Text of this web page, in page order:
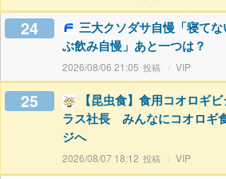
24
三大クソダサ自慢「寝て
ぶ飲み自慢」あと一つは？
2026/08/06 21:05 VIP
25
【昆虫食】食用コオロギ
ラス社長 みんなにコオロギ
ジへ
2026/08/07 18:12 VIP